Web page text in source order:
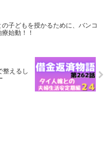
の子どもを授かるために、バンコ
始動！！
えるし